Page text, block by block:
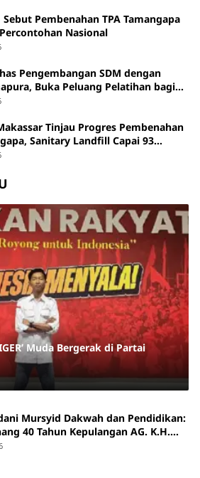
Pembenahan TPA Tamangapa
Nasional
Pengembangan SDM dengan
Buka Peluang Pelatihan bagi
Masyarakat
Tinjau Progres Pembenahan
Sanitary Landfill Capai 93
Muda Bergerak di Partai
Mursyid Dakwah dan Pendidikan:
40 Tahun Kepulangan AG. K.H.